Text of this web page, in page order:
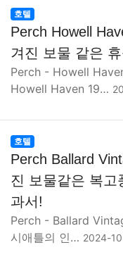
호텔
Perch Howell
겨진 보물 같은 휴
Perch - Howell
Howell Haven 19…
호텔
Perch Ballard
진 보물같은 복고
과서!
Perch - Ballard
시애틀의 인… 2024-